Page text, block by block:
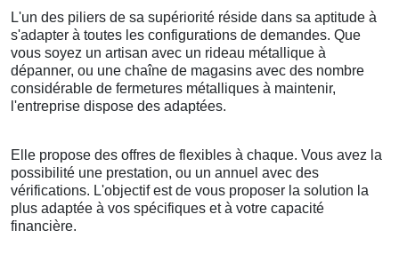
L'un des piliers de sa supériorité réside dans sa aptitude à
s'adapter à toutes les configurations de demandes. Que
vous soyez un artisan avec un rideau métallique à
dépanner, ou une chaîne de magasins avec des nombre
considérable de fermetures métalliques à maintenir,
l'entreprise dispose des adaptées.
Elle propose des offres de flexibles à chaque. Vous avez la
possibilité une prestation, ou un annuel avec des
vérifications. L'objectif est de vous proposer la solution la
plus adaptée à vos spécifiques et à votre capacité
financière.